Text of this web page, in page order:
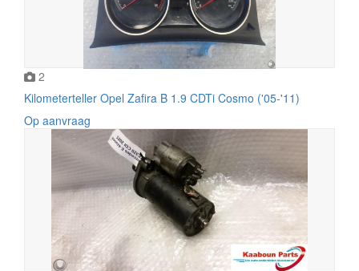
2
Kilometerteller Opel Zafira B 1.9 CDTi Cosmo ('05-'11)
Op aanvraag